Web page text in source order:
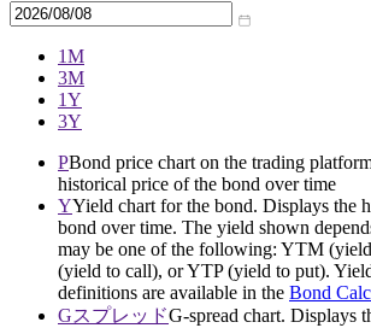
1M
3M
1Y
3Y
PBond price chart on the trading
historical price of the bond over time
YYield chart for the bond. Displays the
bond over time. The yield shown
may be one of the following: YTM
(yield to call), or YTP (yield to put).
definitions are available in the Bond
GスプレッドG-spread chart. Displays